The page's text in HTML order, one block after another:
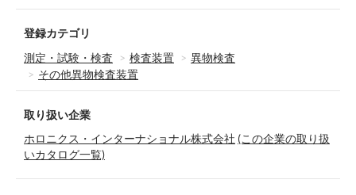
登録カテゴリ
測定・試験・検査
検査装置
異物検査
その他異物検査装置
取り扱い企業
ホロニクス・インターナショナル株式会社 (この企業の取り扱
いカタログ一覧)